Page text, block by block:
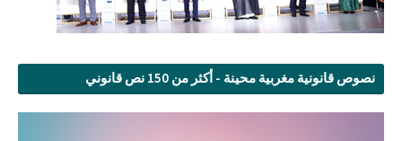
نصوص قانونية مغربية محينة - أكثر من 150 نص قانوني